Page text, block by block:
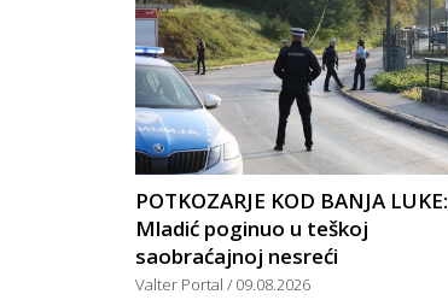
POTKOZARJE KOD BANJA LUKE:
Mladić poginuo u teškoj
saobraćajnoj nesreći
Valter Portal 09.08.2026